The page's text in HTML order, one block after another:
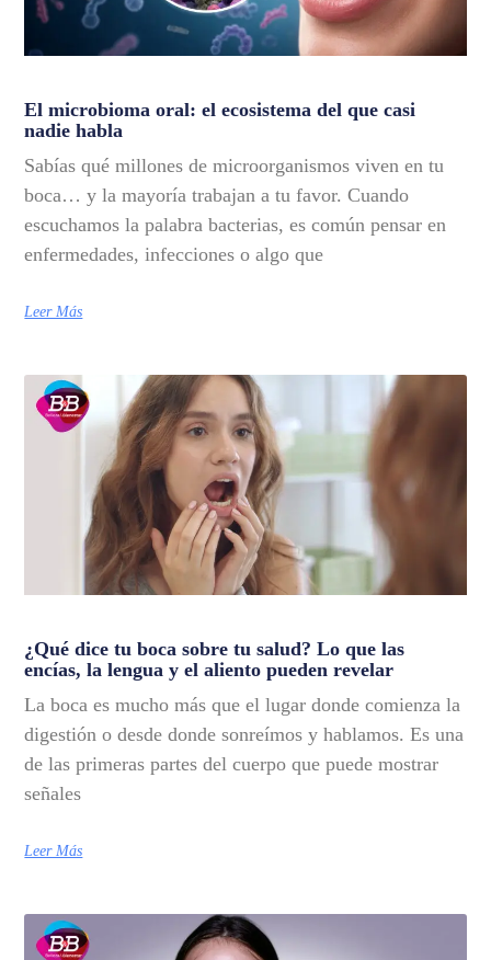
El microbioma oral: el ecosistema del que casi
nadie habla
Sabías qué millones de microorganismos viven en tu
boca… y la mayoría trabajan a tu favor. Cuando
escuchamos la palabra bacterias, es común pensar en
enfermedades, infecciones o algo que
Leer Más
¿Qué dice tu boca sobre tu salud? Lo que las
encías, la lengua y el aliento pueden revelar
La boca es mucho más que el lugar donde comienza la
digestión o desde donde sonreímos y hablamos. Es una
de las primeras partes del cuerpo que puede mostrar
señales
Leer Más